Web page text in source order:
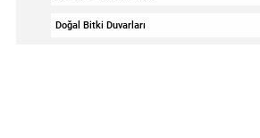
Doğal Bitki Duvarları